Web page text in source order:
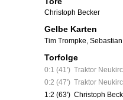
Christoph Becker
Gelbe Karten
Tim Trompke
Torfolge
0:1 (41') Traktor
0:2 (47') Traktor
1:2 (63') Christoph